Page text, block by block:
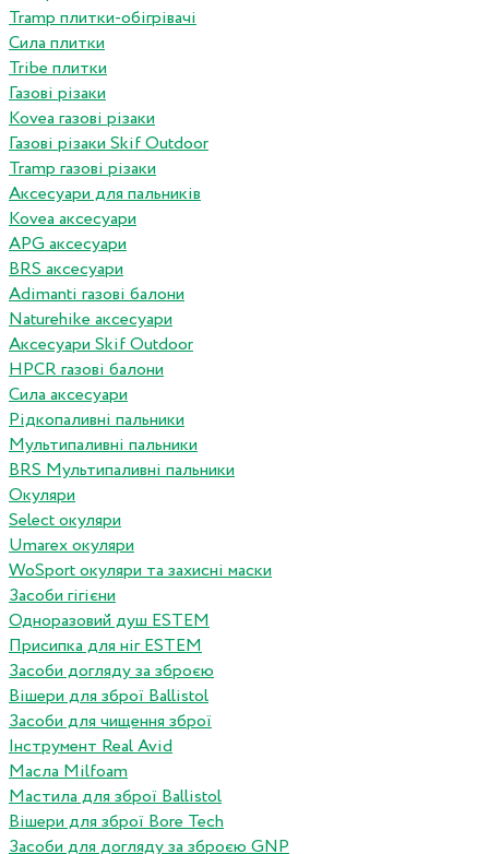
Tramp плитки-обігрівачі
Сила плитки
Tribe плитки
Газові різаки
Kovea газові різаки
Газові різаки Skif Outdoor
Tramp газові різаки
Аксесуари для пальників
Kovea аксесуари
APG аксесуари
BRS аксесуари
Adimanti газові балони
Naturehike аксесуари
Аксесуари Skif Outdoor
HPCR газові балони
Сила аксесуари
Рідкопаливні пальники
Мультипаливні пальники
BRS Мультипаливні пальники
Окуляри
Select окуляри
Umarex окуляри
WoSport окуляри та захисні маски
Засоби гігієни
Одноразовий душ ESTEM
Присипка для ніг ESTEM
Засоби догляду за зброєю
Вішери для зброї Ballistol
Засоби для чищення зброї
Інструмент Real Avid
Масла Milfoam
Мастила для зброї Ballistol
Вішери для зброї Bore Tech
Засоби для догляду за зброєю GNP